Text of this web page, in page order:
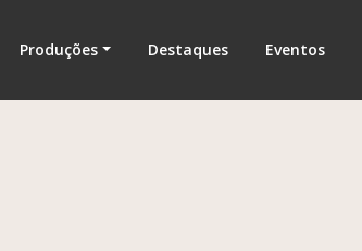
Produções Destaques Eventos